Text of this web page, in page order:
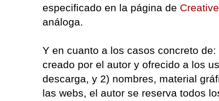
especificado en la página de
análoga.
Y en cuanto a los casos concreto
creado por el autor y ofrecido a los
descarga, y 2) nombres, material
las webs, el autor se reserva todos